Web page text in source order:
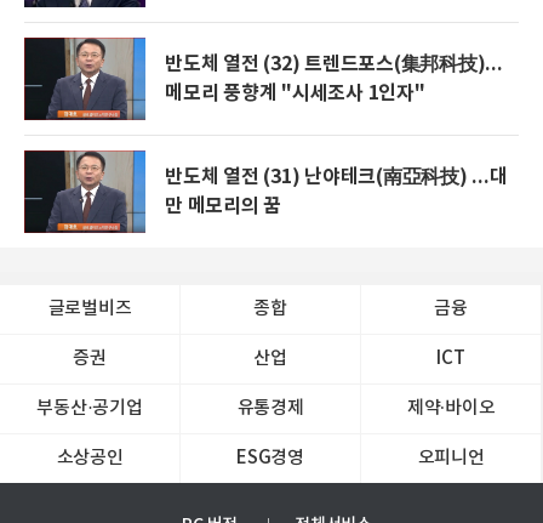
반도체 열전 (32) 트렌드포스(集邦科技)...
메모리 풍향계 "시세조사 1인자"
반도체 열전 (31) 난야테크(南亞科技) ...대
만 메모리의 꿈
글로벌비즈 종합 금융
증권 산업 ICT
부동산·공기업 유통경제 제약∙바이오
소상공인 ESG경영 오피니언